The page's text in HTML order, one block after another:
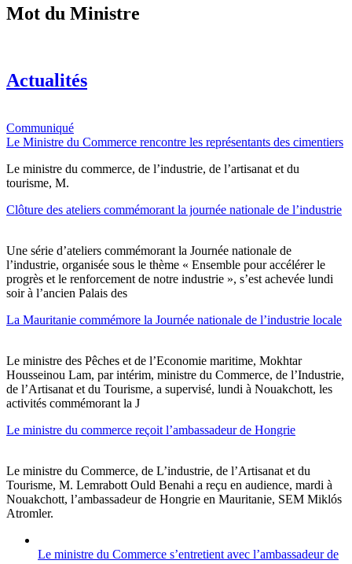
Mot du Ministre
Actualités
Communiqué
Le Ministre du Commerce rencontre les représentants des cimentiers
Le ministre du commerce, de l’industrie, de l’artisanat et du
tourisme, M.
Clôture des ateliers commémorant la journée nationale de l’industrie
Une série d’ateliers commémorant la Journée nationale de
l’industrie, organisée sous le thème « Ensemble pour accélérer le
progrès et le renforcement de notre industrie », s’est achevée lundi
soir à l’ancien Palais des
La Mauritanie commémore la Journée nationale de l’industrie locale
Le ministre des Pêches et de l’Economie maritime, Mokhtar
Housseinou Lam, par intérim, ministre du Commerce, de l’Industrie,
de l’Artisanat et du Tourisme, a supervisé, lundi à Nouakchott, les
activités commémorant la J
Le ministre du commerce reçoit l’ambassadeur de Hongrie
Le ministre du Commerce, de L’industrie, de l’Artisanat et du
Tourisme, M. Lemrabott Ould Benahi a reçu en audience, mardi à
Nouakchott, l’ambassadeur de Hongrie en Mauritanie, SEM Miklós
Atromler.
Le ministre du Commerce s’entretient avec l’ambassadeur de